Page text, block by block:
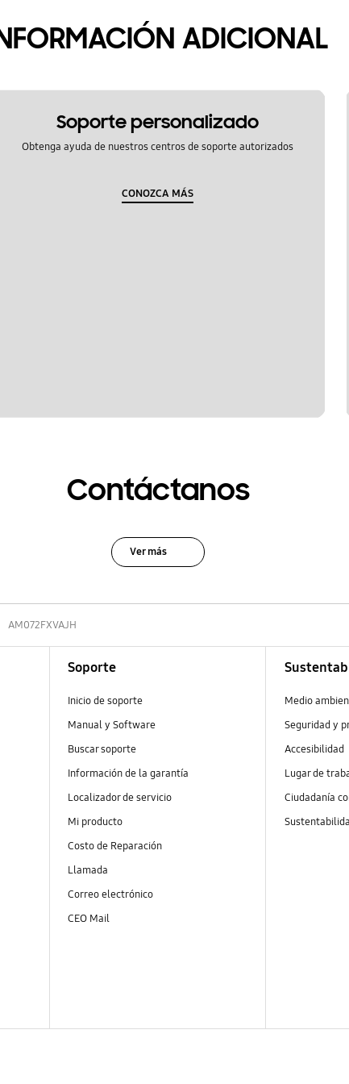
ADICIONAL
Soporte personalizado
Obtenga ayuda de nuestros centros de soporte autorizados
CONOZCA MÁS
Contáctanos
Ver más
AM072FXVAJH
Soporte
Inicio de soporte
Manual y Software
Buscar soporte
Información de la garantía
Localizador de servicio
Mi producto
Costo de Reparación
Llamada
Correo electrónico
CEO Mail
Medio
Seguridad y
Accesibilidad
Lugar de
Ciudadanía